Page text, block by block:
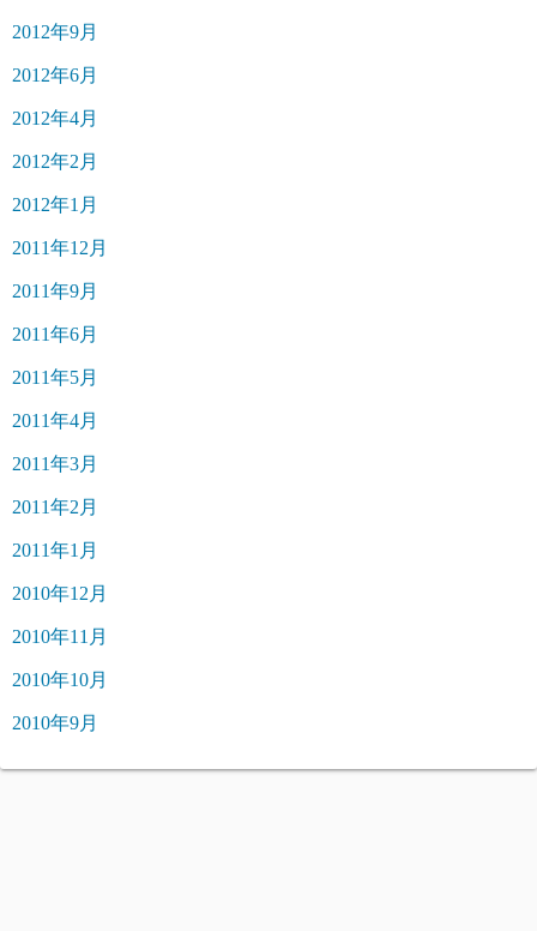
2012年9月
2012年6月
2012年4月
2012年2月
2012年1月
2011年12月
2011年9月
2011年6月
2011年5月
2011年4月
2011年3月
2011年2月
2011年1月
2010年12月
2010年11月
2010年10月
2010年9月